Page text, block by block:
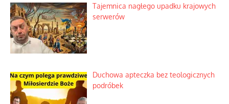
Tajemnica nagłego upadku krajowych
serwerów
Duchowa apteczka bez teologicznych
podróbek